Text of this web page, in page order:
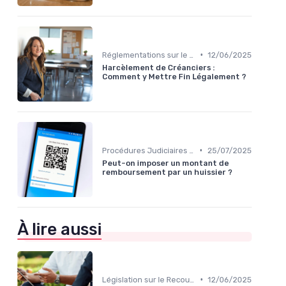
• 12/06/2025
Harcèlement de Créanciers :
Comment y Mettre Fin Légalement ?
•
25/07/2025
Peut-on imposer un montant de
remboursement par un huissier ?
À lire aussi
• 12/06/2025